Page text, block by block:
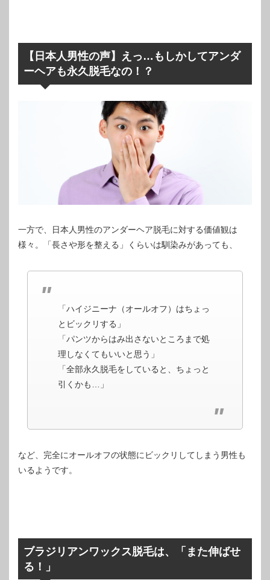
【日本人男性の声】えっ…もしかしてアンダ
ーヘアも永久脱毛なの！？
一方で、日本人男性のアンダーヘア脱毛に対する価値観は
様々。「長さや形を整える」くらいは馴染みがあっても、
「ハイジニーナ（オールオフ）はちょっ
とビックリする」
「パンツからはみ出さないところまで処
理しなくてもいいと思う」
「全部永久脱毛をしていると、ちょっと
引くかも…」
など、完全にオールオフの状態にビックリしてしまう男性も
いるようです。
ブラジリアンワックス脱毛は、「また伸ばせ
る！」